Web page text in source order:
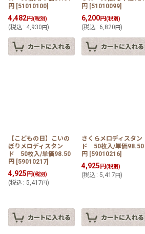
円 [51010100]
4,482円(税別)
(税込 : 4,930 円)
円 [51010099]
6,200円(税別)
(税込 : 6,820 円)
【こどもの日】こいの
ぼりメロディスタン
ド 50枚入/単価98.50
円 [59010217]
4,925 円(税別)
(税込 : 5,417 円)
さくらメロディスタン
ド 50枚入/単価98.50
円 [59010216]
4,925 円(税別)
(税込 : 5,417 円)